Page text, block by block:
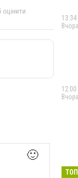
🙂
13:34
Вчора
12:00
Вчора